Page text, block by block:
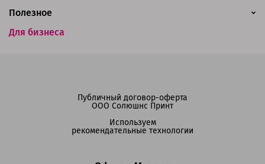
Для бизнеса
Полезное
Публичный договор-оферта
ООО Солюшнс Принт
Используем
рекомендательные технологии